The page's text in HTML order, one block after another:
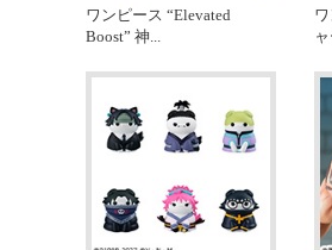
ワンピース “Elevated
Boost” 神...